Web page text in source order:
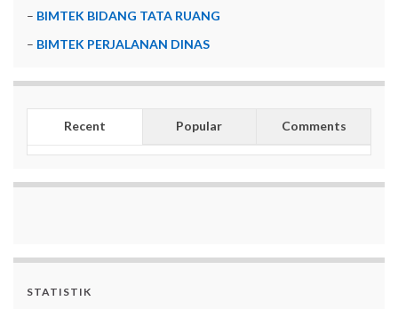
– BIMTEK BIDANG TATA RUANG
– BIMTEK PERJALANAN DINAS
Recent Popular Comments
STATISTIK